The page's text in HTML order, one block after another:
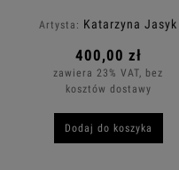
Artysta: Katarzyna Jasyk
400,00 zł
zawiera 23% VAT, bez
kosztów dostawy
Dodaj do koszyka